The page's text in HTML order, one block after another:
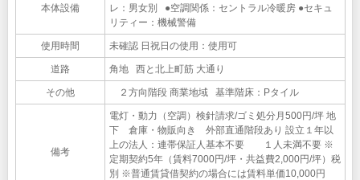
本体設備
レ：男女別 ●空調関係：セントラル冷暖房 ●セキュ
リティー：機械警備
使用時間 未確認 日祝日の使用：使用可
道路 角地 西と北上町筋 大通り
その他 ２方向階段 商業地域 基準階床：Pタイル
備考
電灯・動力（空調）検針請求/ゴミ処分月500円/坪 地
下 倉庫・物販向き 外部直通階段あり 設立１年以
上の法人：連帯保証人基本不要 １人未満不要 ※
定期契約5年（賃料7000円/坪・共益費2,000円/坪）税
別 ※普通賃貸借契約の場合には賃料単価10,000円